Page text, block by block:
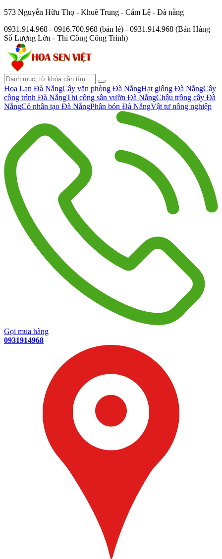
573 Nguyễn Hữu Thọ - Khuê Trung - Cẩm Lệ - Đà nẵng
0931.914.968 - 0916.700.968 (bán lẻ) - 0931.914.968 (Bán Hàng
Số Lượng Lớn - Thi Công Công Trình)
Hoa Lan Đà NẵngCây văn phòng Đà NẵngHạt giống Đà NẵngCây
công trình Đà NẵngThi công sân vườn Đà NẵngChậu trồng cây Đà
NẵngCỏ nhân tạo Đà NẵngPhân bón Đà NẵngVật tư nông nghiệp
Gọi mua hàng
0931914968